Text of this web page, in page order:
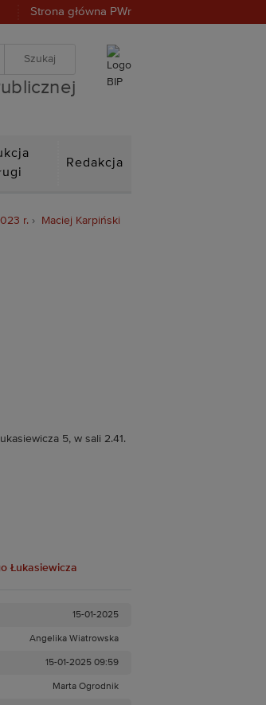
Strona główna PWr
Redakcja
r. Maciej Karpiński
5, w sali 2.41.
Łukasiewicza
15-01-2025
Angelika Wiatrowska
15-01-2025 09:59
Marta Ogrodnik